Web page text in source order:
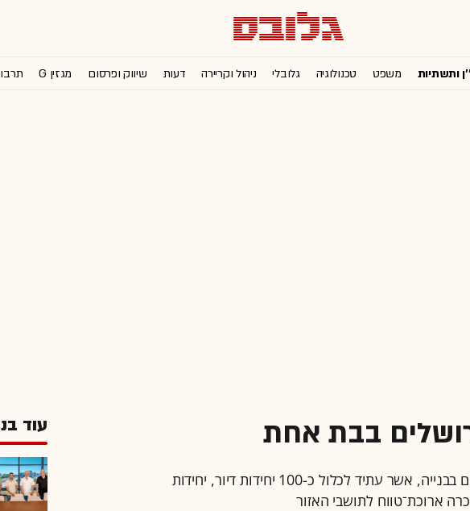
ותשתיות משפט טכנולוגיה גלובלי ניהול וקריירה דעות שיווק ופרסום מגזין G
יחידות הדיור שנרכשו מהוות חלק מפרויקט שנמצא כיום בבנייה, אשר עתיד לכלול כ-100 יחידות דיור, יחידות
ארוכת־טווח לתושבי האזור
עוד